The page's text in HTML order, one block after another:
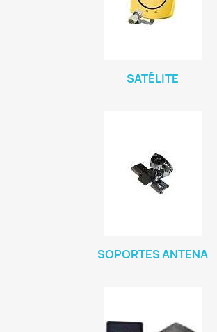
SATÉLITE
SOPORTES ANTENA